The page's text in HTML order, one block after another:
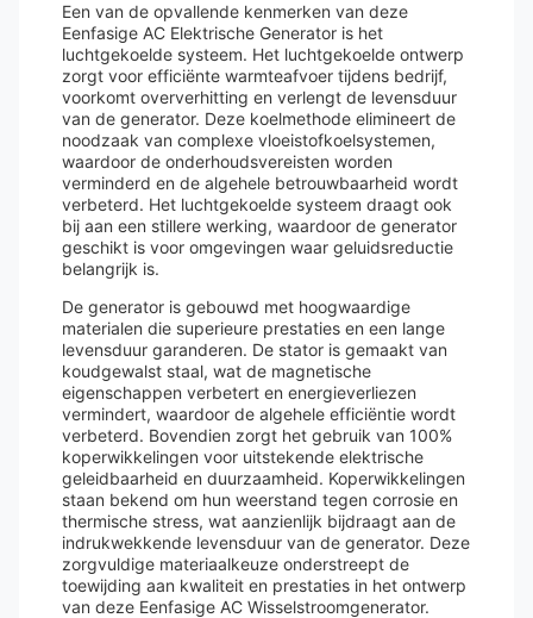
Een van de opvallende kenmerken van deze
Eenfasige AC Elektrische Generator is het
luchtgekoelde systeem. Het luchtgekoelde ontwerp
zorgt voor efficiënte warmteafvoer tijdens bedrijf,
voorkomt oververhitting en verlengt de levensduur
van de generator. Deze koelmethode elimineert de
noodzaak van complexe vloeistofkoelsystemen,
waardoor de onderhoudsvereisten worden
verminderd en de algehele betrouwbaarheid wordt
verbeterd. Het luchtgekoelde systeem draagt ook
bij aan een stillere werking, waardoor de generator
geschikt is voor omgevingen waar geluidsreductie
belangrijk is.
De generator is gebouwd met hoogwaardige
materialen die superieure prestaties en een lange
levensduur garanderen. De stator is gemaakt van
koudgewalst staal, wat de magnetische
eigenschappen verbetert en energieverliezen
vermindert, waardoor de algehele efficiëntie wordt
verbeterd. Bovendien zorgt het gebruik van 100%
koperwikkelingen voor uitstekende elektrische
geleidbaarheid en duurzaamheid. Koperwikkelingen
staan bekend om hun weerstand tegen corrosie en
thermische stress, wat aanzienlijk bijdraagt aan de
indrukwekkende levensduur van de generator. Deze
zorgvuldige materiaalkeuze onderstreept de
toewijding aan kwaliteit en prestaties in het ontwerp
van deze Eenfasige AC Wisselstroomgenerator.